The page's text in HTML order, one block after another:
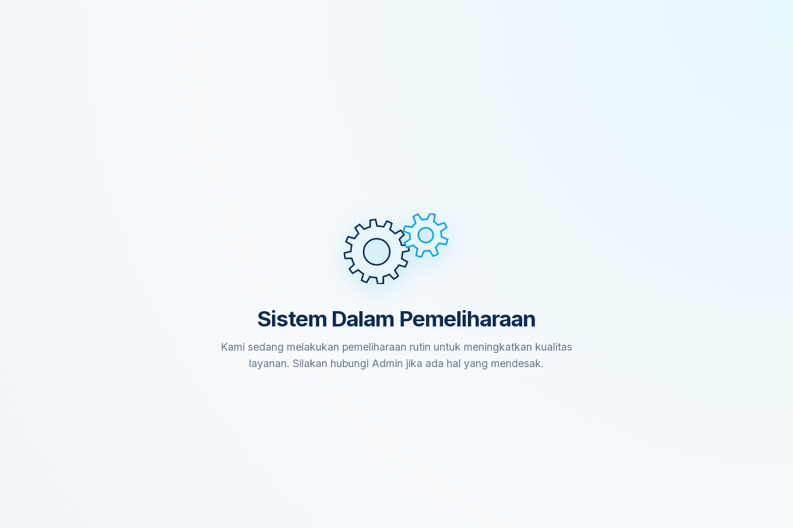
Sistem Dalam Pemeliharaan
Kami sedang melakukan pemeliharaan rutin untuk meningkatkan kualitas
layanan. Silakan hubungi Admin jika ada hal yang mendesak.